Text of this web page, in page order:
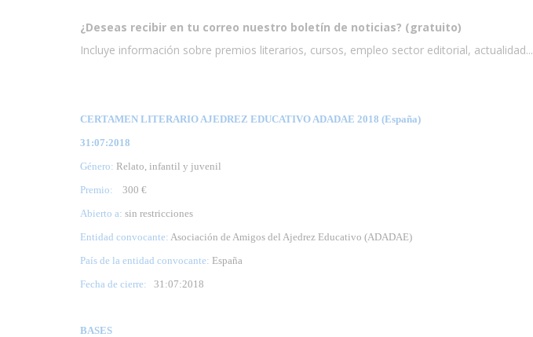
¿Deseas recibir en tu correo nuestro boletín de noticias? (gratuito)
Incluye información sobre premios literarios, cursos, empleo sector editorial, actualidad...
CERTAMEN LITERARIO AJEDREZ EDUCATIVO ADADAE 2018 (España)
31:07:2018
Género: Relato, infantil y juvenil
Premio:
300 €
Abierto a: sin restricciones
Entidad convocante: Asociación de Amigos del Ajedrez Educativo (ADADAE)
País de la entidad convocante: España
Fecha de cierre: 31 :07:2018
BASES